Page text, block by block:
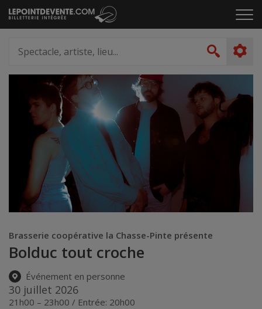
Passer
au
le
artiste,
lieu...
Brasserie coopérative la Chasse-Pinte présente
Bolduc tout croche
Événement en personne
30 juillet 2026
21h00 – 23h00 / Entrée: 20h00